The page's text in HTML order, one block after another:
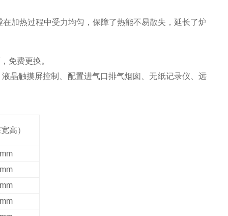
加热过程中受力均匀，保障了热能不易散失，延长了炉
免费更换。
液晶触摸屏控制、配置进气口排气烟囱、无纸记录仪、远
高）